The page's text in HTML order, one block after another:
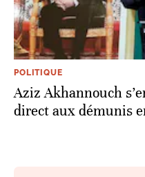
POLITIQUE
Aziz Akhannouch
direct aux démunis